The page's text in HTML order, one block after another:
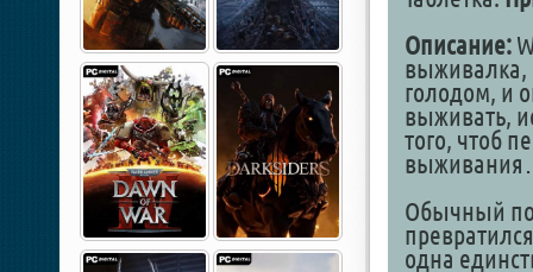
Описание:
выживалка,
голодом, и
выживать,
того, чтоб
Обычный
одна